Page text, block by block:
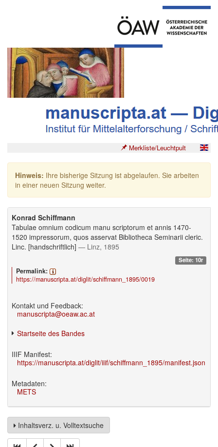
Merkliste/Leuchtpult
Hinweis: Ihre bisherige Sitzung ist abgelaufen. Sie arbeiten
in einer neuen Sitzung weiter.
Konrad Schiffmann
Tabulae omnium codicum manu scriptorum et annis 1470-
1520 impressorum, quos asservat Bibliotheca Seminarii cleric.
Linc. [handschriftlich] — Linz, 1895
Seite: 10r
Permalink:
https://manuscripta.at/diglit/schiffmann_1895/0019
Kontakt und Feedback:
manuscripta@oeaw.ac.at
Startseite des Bandes
IIIF Manifest:
https://manuscripta.at/diglit/iiif/schiffmann_1895/manifest.json
Metadaten:
METS
Inhaltsverz. u. Volltextsuche